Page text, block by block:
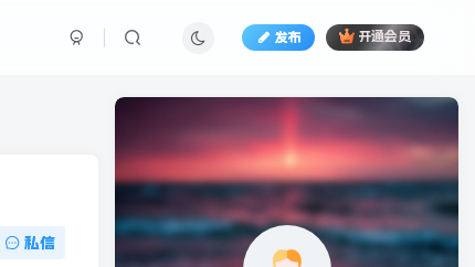
发布 开通会员
私信